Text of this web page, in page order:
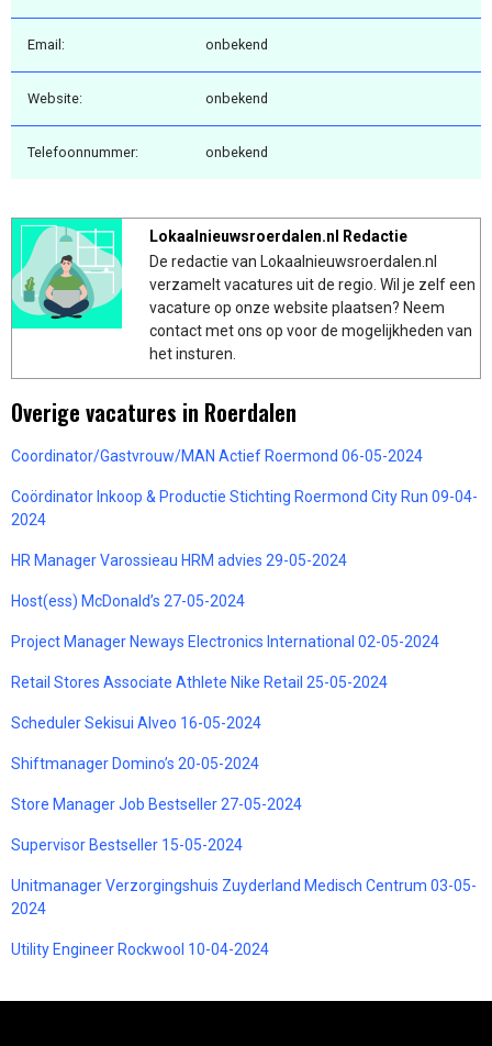
Email: onbekend
Website: onbekend
Telefoonnummer: onbekend
Lokaalnieuwsroerdalen.nl Redactie
De redactie van Lokaalnieuwsroerdalen.nl
verzamelt vacatures uit de regio. Wil je zelf een
vacature op onze website plaatsen? Neem
contact met ons op voor de mogelijkheden van
het insturen.
Overige vacatures in Roerdalen
Coordinator/Gastvrouw/MAN Actief Roermond 06-05-2024
Coördinator Inkoop & Productie Stichting Roermond City Run 09-04-
2024
HR Manager Varossieau HRM advies 29-05-2024
Host(ess) McDonald’s 27-05-2024
Project Manager Neways Electronics International 02-05-2024
Retail Stores Associate Athlete Nike Retail 25-05-2024
Scheduler Sekisui Alveo 16-05-2024
Shiftmanager Domino’s 20-05-2024
Store Manager Job Bestseller 27-05-2024
Supervisor Bestseller 15-05-2024
Unitmanager Verzorgingshuis Zuyderland Medisch Centrum 03-05-
2024
Utility Engineer Rockwool 10-04-2024